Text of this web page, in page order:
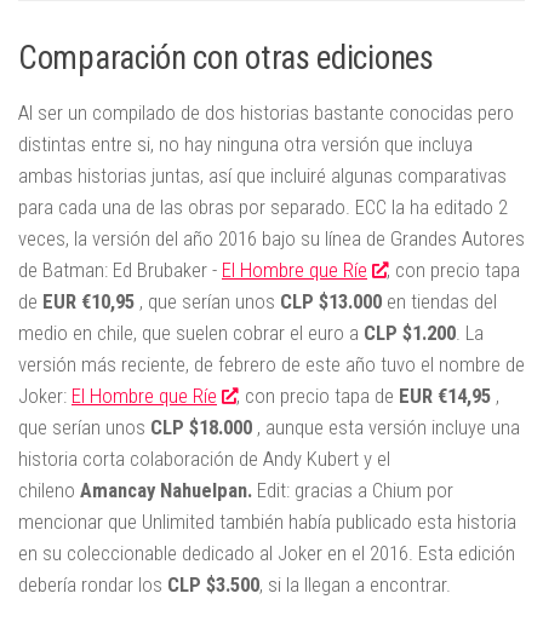
Comparación con otras ediciones
Al ser un compilado de dos historias bastante conocidas pero
distintas entre si, no hay ninguna otra versión que incluya
ambas historias juntas, así que incluiré algunas comparativas
para cada una de las obras por separado. ECC la ha editado 2
veces, la versión del año 2016 bajo su línea de Grandes Autores
de Batman: Ed Brubaker - El Hombre que Ríe
, con precio tapa
de EUR €10,95 , que serían unos CLP $13.000 en tiendas del
medio en chile, que suelen cobrar el euro a CLP $1.200. La
versión más reciente, de febrero de este año tuvo el nombre de
Joker: El Hombre que Ríe , con precio tapa de EUR €14,95,
que serían unos CLP $18.000 , aunque esta versión incluye una
historia corta colaboración de Andy Kubert y el
chileno Amancay Nahuelpan. Edit: gracias a Chium por
mencionar que Unlimited también había publicado esta historia
en su coleccionable dedicado al Joker en el 2016. Esta edición
debería rondar los CLP $3.500, si la llegan a encontrar.